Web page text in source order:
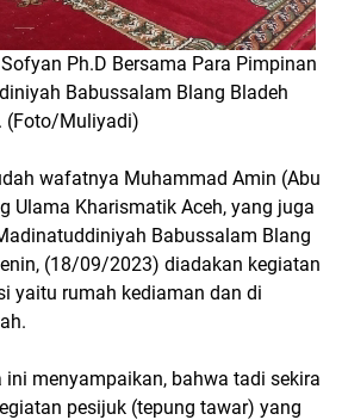
Ph.D Bersama Para Pimpinan
Babussalam Blang Bladeh
(Foto/Muliyadi)
wafatnya Muhammad Amin (Abu
Ulama Kharismatik Aceh, yang juga
Babussalam Blang
(18/09/2023) diadakan kegiatan
yaitu rumah kediaman dan di
menyampaikan, bahwa tadi sekira
pesijuk (tepung tawar) yang